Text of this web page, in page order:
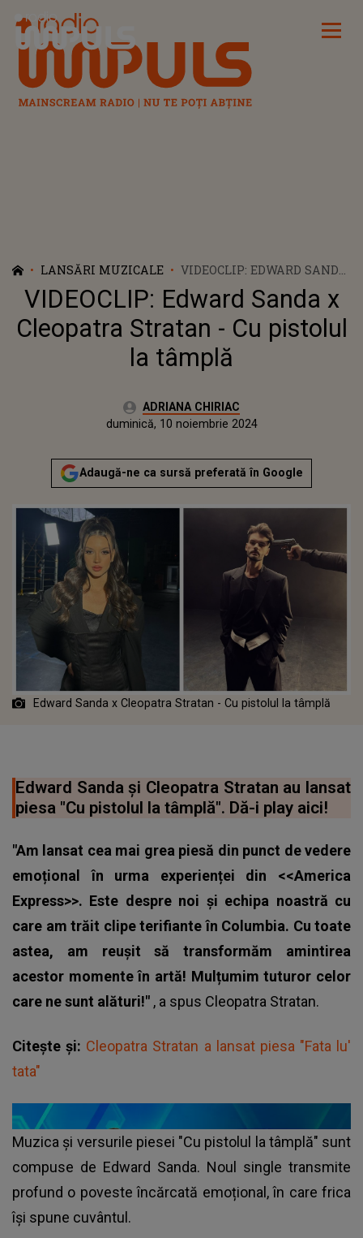
Radio Impuls
LANSĂRI MUZICALE
VIDEOCLIP: EDWARD SANDA
X CLEOPATRA STRATAN - CU
PISTOLUL LA TÂMPLĂ
VIDEOCLIP: Edward Sanda x
Cleopatra Stratan - Cu pistolul
la tâmplă
Autor:ADRIANA CHIRIAC
vineri, 10 noiembrie 2023
Actualizat:
duminică, 10 noiembrie 2024
Adaugă-ne ca sursă preferată în Google
Edward Sanda x Cleopatra Stratan - Cu pistolul la tâmplă
Edward Sanda și Cleopatra Stratan au lansat
piesa "Cu pistolul la tâmplă". Dă-i play aici!
"Am lansat cea mai grea piesă din punct de vedere
emoțional în urma experienței din <<America
Express>>. Este despre noi și echipa noastră cu
care am trăit clipe terifiante în Columbia. Cu toate
astea, am reușit să transformăm amintirea
acestor momente în artă! Mulțumim tuturor celor
care ne sunt alături!" , a spus Cleopatra Stratan.
Citește și: Cleopatra Stratan a lansat piesa "Fata lu'
tata"
Muzica și versurile piesei "Cu pistolul la tâmplă" sunt
compuse de Edward Sanda. Noul single transmite
profund o poveste încărcată emoțional, în care frica
își spune cuvântul.